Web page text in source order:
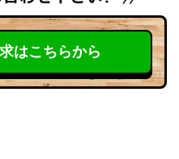
はこちらから